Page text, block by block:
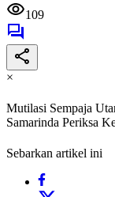
109
×
Mutilasi Sempaja
Samarinda Periksa
Sebarkan artikel ini